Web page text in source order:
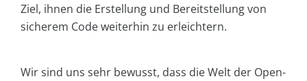
Ziel, ihnen die Erstellung und Bereitstellung von
sicherem Code weiterhin zu erleichtern.
Wir sind uns sehr bewusst, dass die Welt der Open-